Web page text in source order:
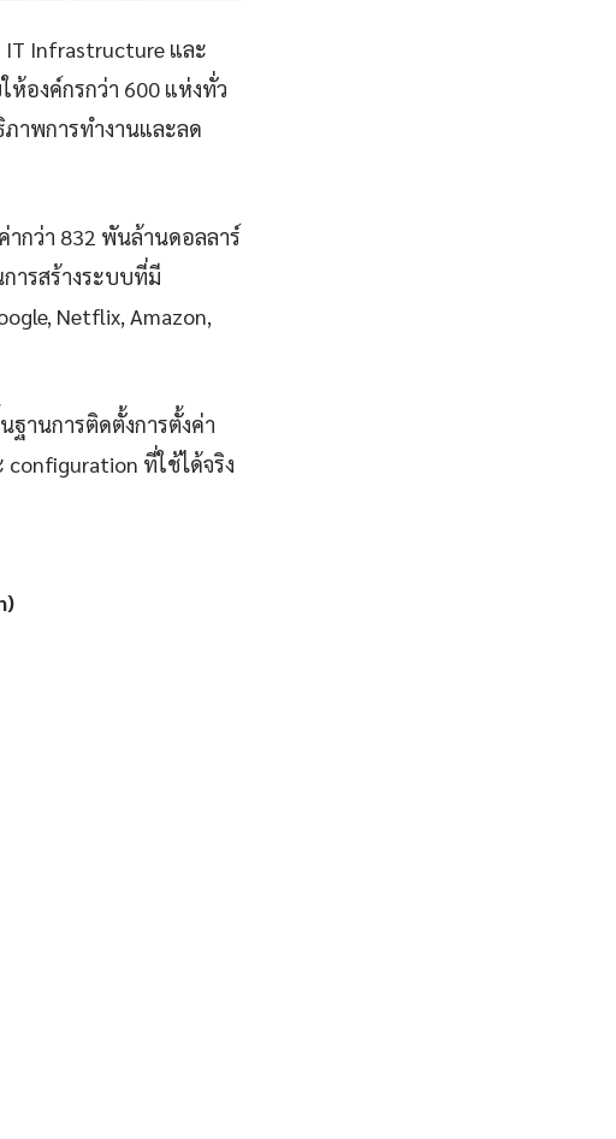
IT Infrastructure และ
ห้องค์กรกว่า 600 แห่งทั่ว
ภาพการทำงานและลด
ากว่า 832 พันล้านดอลลาร์
ารสร้างระบบที่มี
Netflix, Amazon,
ฐานการติดตั้งการตั้งค่า
configuration ที่ใช้ได้จริง